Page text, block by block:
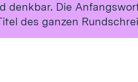
denkbar. Die
des ganzen